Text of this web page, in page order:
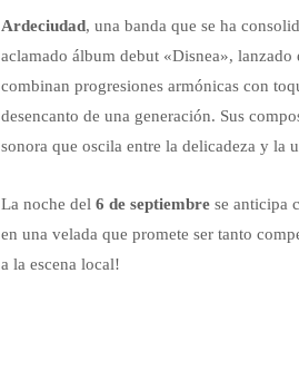
Ardeciudad, una banda que se ha
aclamado álbum debut «Disnea»,
combinan progresiones armónicas con
desencanto de una generación. Sus
sonora que oscila entre la delicadeza y la
La noche del 6 de septiembrese anticipa
en una velada que promete ser tanto
a la escena local!